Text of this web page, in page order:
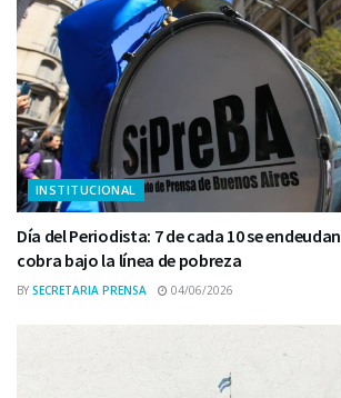
INSTITUCIONAL
Día del Periodista: 7 de cada 10 se
cobra bajo la línea de pobreza
BY SECRETARIA PRENSA 04/06/2026